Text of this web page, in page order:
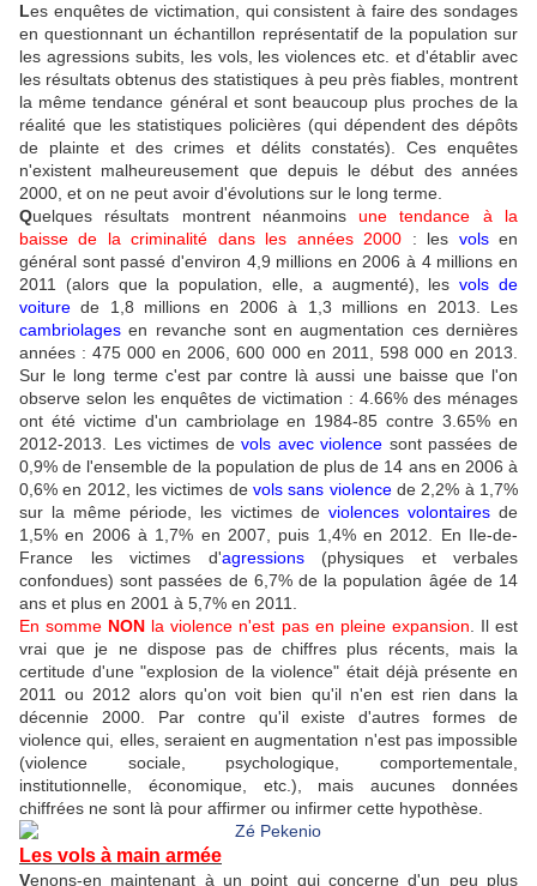
Les enquêtes de victimation, qui consistent à faire des sondages
en questionnant un échantillon représentatif de la population sur
les agressions subits, les vols, les violences etc. et d'établir avec
les résultats obtenus des statistiques à peu près fiables, montrent
la même tendance général et sont beaucoup plus proches de la
réalité que les statistiques policières (qui dépendent des dépôts
de plainte et des crimes et délits constatés). Ces enquêtes
n'existent malheureusement que depuis le début des années
2000, et on ne peut avoir d'évolutions sur le long terme.
Quelques résultats montrent néanmoinsune tendance à la
baisse de la criminalité dans les années 2000 : les volsen
général sont passé d'environ 4,9 millions en 2006 à 4 millions en
2011 (alors que la population, elle, a augmenté), lesvols de
voiture de 1,8 millions en 2006 à 1,3 millions en 2013. Les
cambriolages en revanche sont en augmentation ces dernières
années : 475 000 en 2006, 600 000 en 2011, 598 000 en 2013.
Sur le long terme c'est par contre là aussi une baisse que l'on
observe selon les enquêtes de victimation : 4.66% des ménages
ont été victime d'un cambriolage en 1984-85 contre 3.65% en
2012-2013. Les victimes devols avec violence sont passées de
0,9% de l'ensemble de la population de plus de 14 ans en 2006 à
0,6% en 2012, les victimes de vols sans violencede 2,2% à 1,7%
sur la même période, les victimes de violences volontairesde
1,5% en 2006 à 1,7% en 2007, puis 1,4% en 2012. En Ile-de-
France les victimes d'agressions(physiques et verbales
confondues) sont passées de 6,7% de la population âgée de 14
ans et plus en 2001 à 5,7% en 2011.
En somme NON la violence n'est pas en pleine expansion . Il est
vrai que je ne dispose pas de chiffres plus récents, mais la
certitude d'une "explosion de la violence" était déjà présente en
2011 ou 2012 alors qu'on voit bien qu'il n'en est rien dans la
décennie 2000. Par contre qu'il existe d'autres formes de
violence qui, elles, seraient en augmentation n'est pas impossible
(violence sociale, psychologique, comportementale,
institutionnelle, économique, etc.), mais aucunes données
chiffrées ne sont là pour affirmer ou infirmer cette hypothèse.
Les vols à main armée
Venons-en maintenant à un point qui concerne d'un peu plus